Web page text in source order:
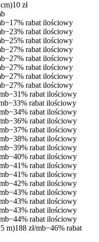
10 zł
−17% rabat ilościowy
−23% rabat ilościowy
−25% rabat ilościowy
−27% rabat ilościowy
−27% rabat ilościowy
−27% rabat ilościowy
−27% rabat ilościowy
−27% rabat ilościowy
−31% rabat ilościowy
−33% rabat ilościowy
−34% rabat ilościowy
−36% rabat ilościowy
−37% rabat ilościowy
−38% rabat ilościowy
−39% rabat ilościowy
−40% rabat ilościowy
−41% rabat ilościowy
−41% rabat ilościowy
−42% rabat ilościowy
−43% rabat ilościowy
−43% rabat ilościowy
−43% rabat ilościowy
−44% rabat ilościowy
m)188 zł/mb−46% rabat